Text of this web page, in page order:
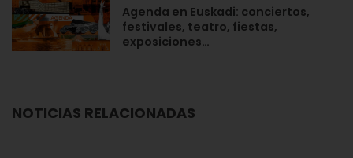
Agenda en Euskadi: conciertos,
festivales, teatro, fiestas,
exposiciones…
NOTICIAS RELACIONADAS